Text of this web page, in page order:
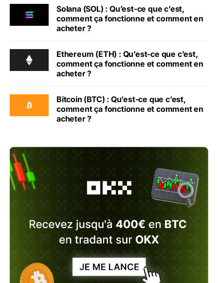
Solana (SOL) : Qu’est-ce que c’est,
comment ça fonctionne et comment en
acheter ?
Ethereum (ETH) : Qu’est-ce que c’est,
comment ça fonctionne et comment en
acheter ?
Bitcoin (BTC) : Qu’est-ce que c’est,
comment ça fonctionne et comment en
acheter ?